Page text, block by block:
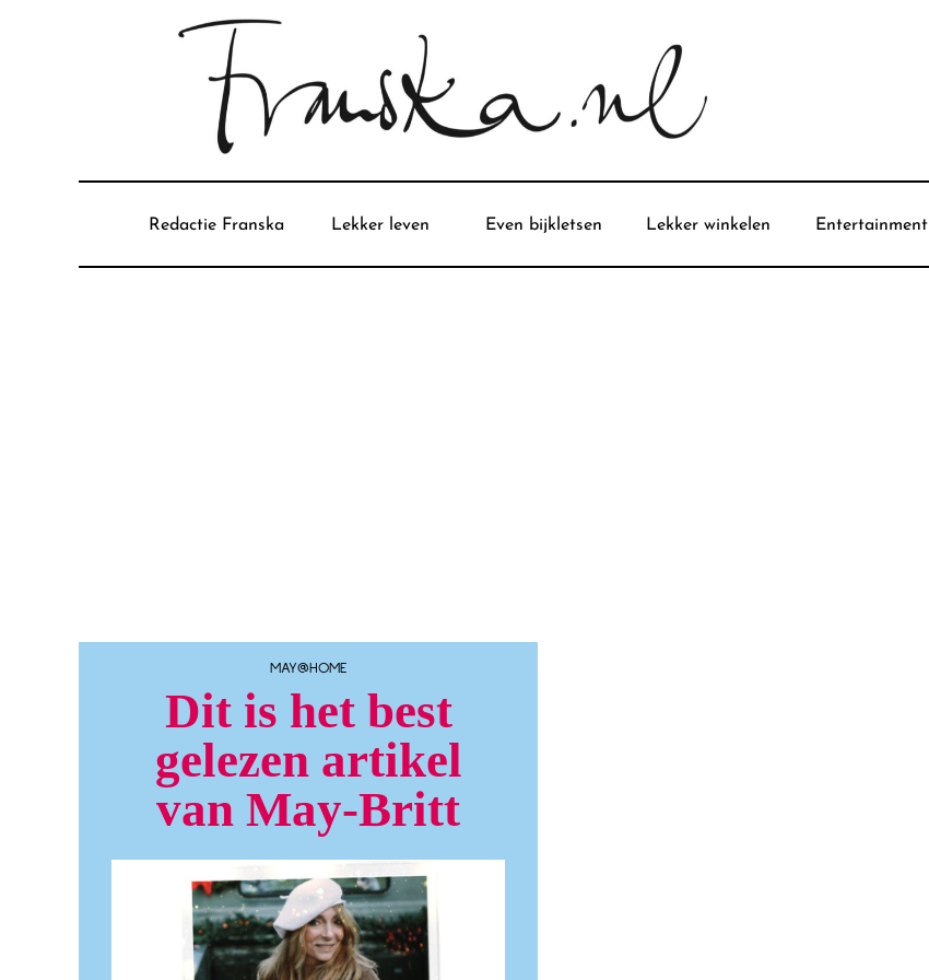
Redactie Franska Lekker leven Even bijkletsen Lekker winkelen Entertainment
MAY@HOME
Dit is het best
gelezen artikel
van May-Britt